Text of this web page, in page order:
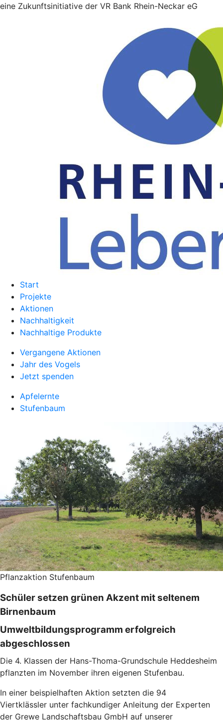
eine Zukunftsinitiative der VR Bank Rhein-Neckar eG
Start
Projekte
Aktionen
Nachhaltigkeit
Nachhaltige Produkte
Vergangene Aktionen
Jahr des Vogels
Jetzt spenden
Apfelernte
Stufenbaum
Pflanzaktion Stufenbaum
Schüler setzen grünen Akzent mit seltenem
Birnenbaum
Umweltbildungsprogramm erfolgreich
abgeschlossen
Die 4. Klassen der Hans-Thoma-Grundschule Heddesheim
pflanzten im November ihren eigenen Stufenbau.
In einer beispielhaften Aktion setzten die 94
Viertklässler unter fachkundiger Anleitung der Experten
der Grewe Landschaftsbau GmbH auf unserer